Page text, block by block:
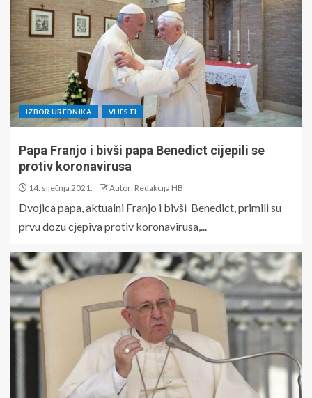
IZBOR UREDNIKA VIJESTI
Papa Franjo i bivši papa Benedict cijepili se
protiv koronavirusa
14. siječnja 2021. Autor: Redakcija HB
Dvojica papa, aktualni Franjo i bivši Benedict, primili su
prvu dozu cjepiva protiv koronavirusa,...